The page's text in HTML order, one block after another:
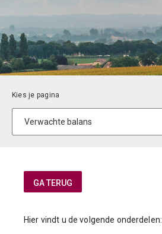
Hier vindt u de volgende onderdelen: